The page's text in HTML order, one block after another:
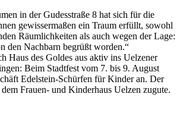
in der Gudesstraße 8 hat sich für die
gewissermaßen ein Traum erfüllt, sowohl
Räumlichkeiten als auch wegen der Lage:
den Nachbarn begrüßt worden.“
Haus des Goldes aus aktiv ins Uelzener
Beim Stadtfest vom 7. bis 9. August
Edelstein-Schürfen für Kinder an. Der
Frauen- und Kinderhaus Uelzen zugute.